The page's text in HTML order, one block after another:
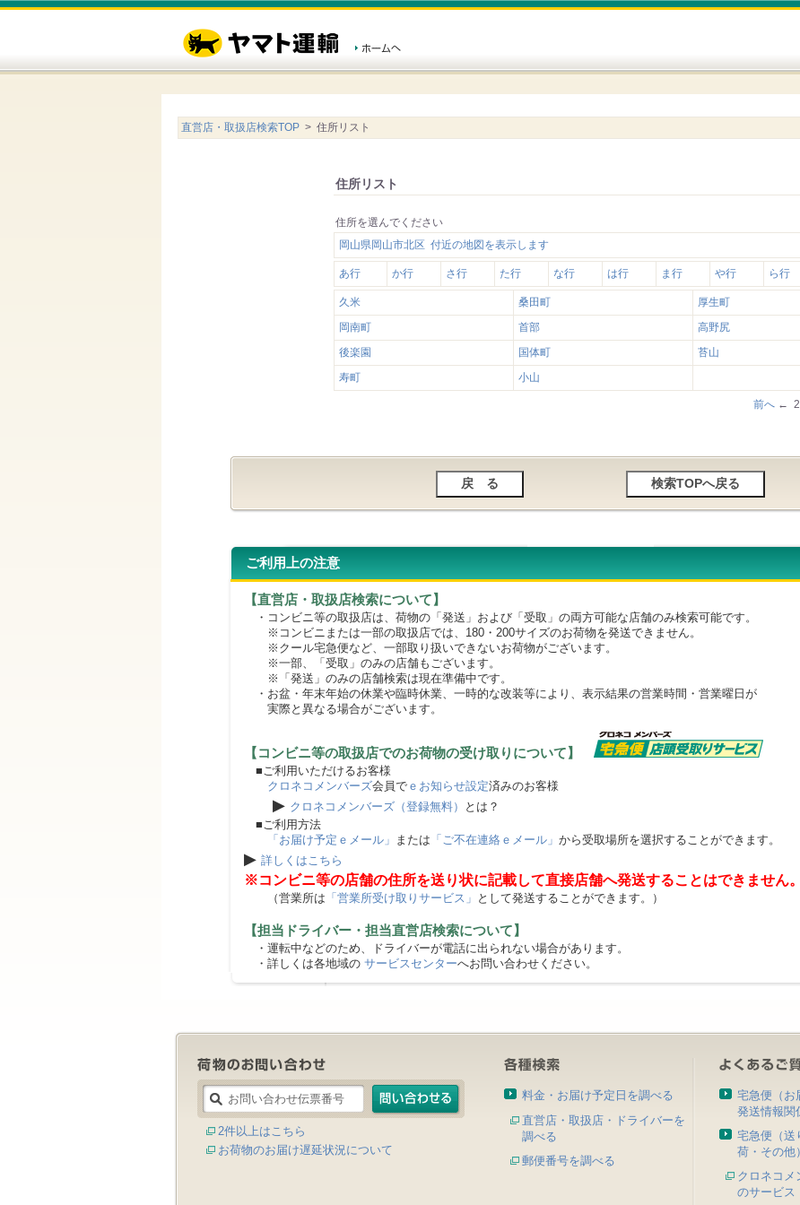
直営店・取扱店検索TOP > 住所リスト
住所リスト
住所を選んでください
岡山県岡山市北区 付近の地図を表示します
あ行 か行 さ行 た行 な行 は行 ま行 や行 ら行
久米 桑田町
厚生町
岡南町
首部
高野尻
後楽園
国体町
苔山
寿町
小山
前へ ←
ご利用上の注意
【直営店・取扱店検索について】
・コンビニ等の取扱店は、荷物の「発送」および「受取」の両方可能な店舗のみ検索可能です。
※コンビニまたは一部の取扱店では、180・200サイズのお荷物を発送できません。
※クール宅急便など、一部取り扱いできないお荷物がございます。
※一部、「受取」のみの店舗もございます。
※「発送」のみの店舗検索は現在準備中です。
・お盆・年末年始の休業や臨時休業、一時的な改装等により、表示結果の営業時間・営業曜日が
実際と異なる場合がございます。
【コンビニ等の取扱店でのお荷物の受け取りについて】
■ご利用いただけるお客様
クロネコメンバーズ会員で ｅお知らせ設定済みのお客様
▶ クロネコメンバーズ（登録無料）
とは？
■ご利用方法
「お届け予定ｅメール」 または 「ご不在連絡ｅメール」 から受取場所を選択することができます。
▶ 詳しくはこちら
※コンビニ等の店舗の住所を送り状に記載して直接店舗へ発送することはできません。
（営業所は 「営業所受け取りサービス」 として発送することができます。）
【担当ドライバー・担当直営店検索について】
・運転中などのため、ドライバーが電話に出られない場合があります。
・詳しくは各地域の サービスセンターへお問い合わせください。
2件以上はこちら
お荷物のお届け遅延状況について
料金・お届け予定日を調べる
直営店・取扱店・ドライバーを
調べる
郵便番号を調べる
宅急便（お
発送情報関
宅急便（送
荷・その他）
クロネコメ
のサービス